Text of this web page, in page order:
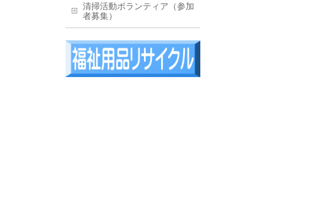
清掃活動ボランティア（参加
者募集）